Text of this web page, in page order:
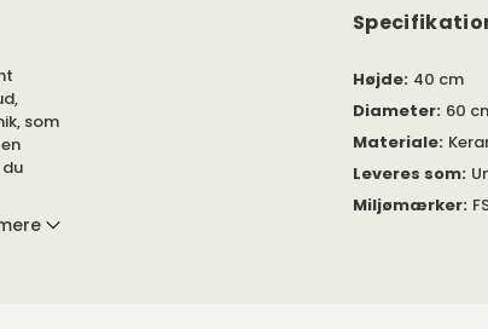
som
Højde: 40 cm
Diameter: 60
Materiale:
Leveres som:
Miljømærker: